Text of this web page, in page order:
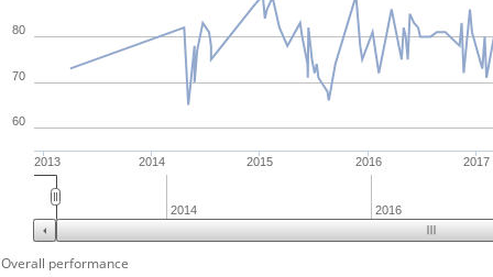
2013 2014 2015 2016 2017
60
70
80
2014 2016
Overall performance